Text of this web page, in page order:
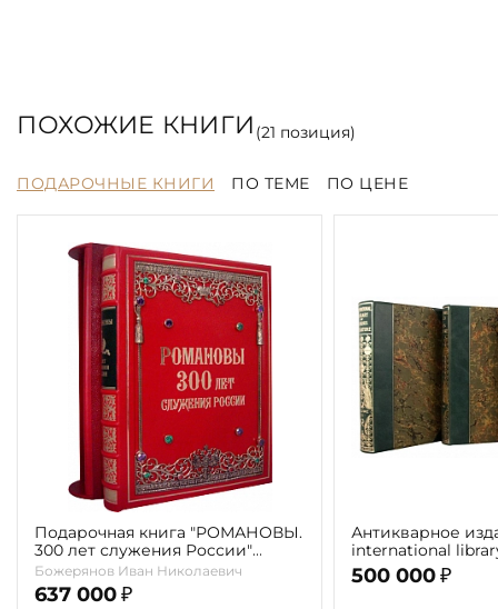
ПОХОЖИЕ КНИГИ (21 позиция)
ПОДАРОЧНЫЕ КНИГИ ПО ТЕМЕ ПО ЦЕНЕ
Подарочная книга "РОМАНОВЫ.
300 лет служения России"
Экземпляр № 09 ППМ.17.024
Божерянов Иван Николаевич
637 000 ₽
Антикварное
international
literature" 1898 г.
500 000 ₽